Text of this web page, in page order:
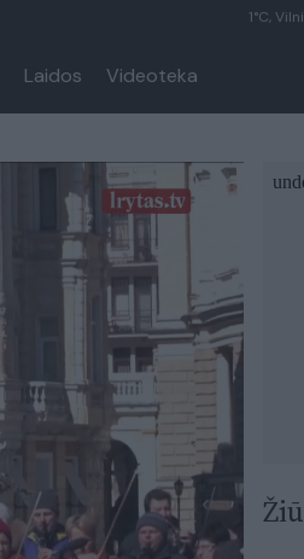
1°C,
Laidos Videoteka